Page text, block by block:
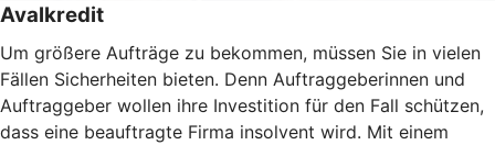
Avalkredit
Um größere Aufträge zu bekommen, müssen Sie in vielen
Fällen Sicherheiten bieten. Denn Auftraggeberinnen und
Auftraggeber wollen ihre Investition für den Fall schützen,
dass eine beauftragte Firma insolvent wird. Mit einem